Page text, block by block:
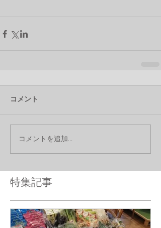
コメント
コメントを追加…
特集記事